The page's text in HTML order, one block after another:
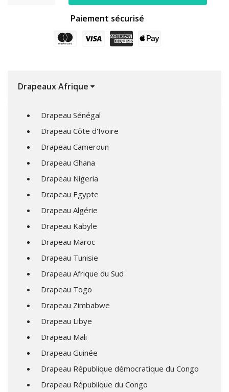
Paiement sécurisé
Drapeaux Afrique
Drapeau Sénégal
Drapeau Côte d'Ivoire
Drapeau Cameroun
Drapeau Ghana
Drapeau Nigeria
Drapeau Egypte
Drapeau Algérie
Drapeau Kabyle
Drapeau Maroc
Drapeau Tunisie
Drapeau Afrique du Sud
Drapeau Togo
Drapeau Zimbabwe
Drapeau Libye
Drapeau Mali
Drapeau Guinée
Drapeau République démocratique du Congo
Drapeau République du Congo